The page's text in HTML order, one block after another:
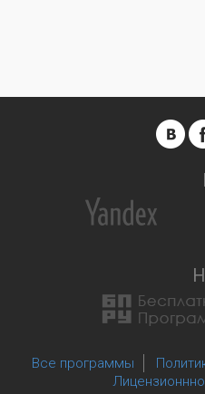
Все программы